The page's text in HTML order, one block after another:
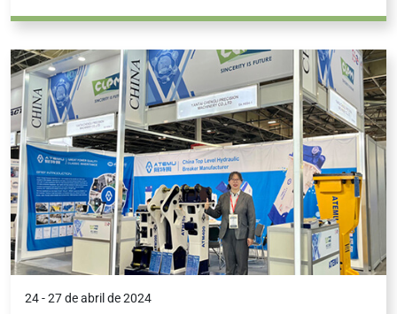
24 - 27 de abril de 2024